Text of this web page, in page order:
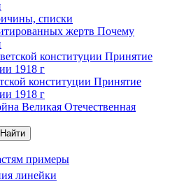
списки
жертв Почему
конституции Принятие
1918 г
Великая Отечественная
примеры
линейки